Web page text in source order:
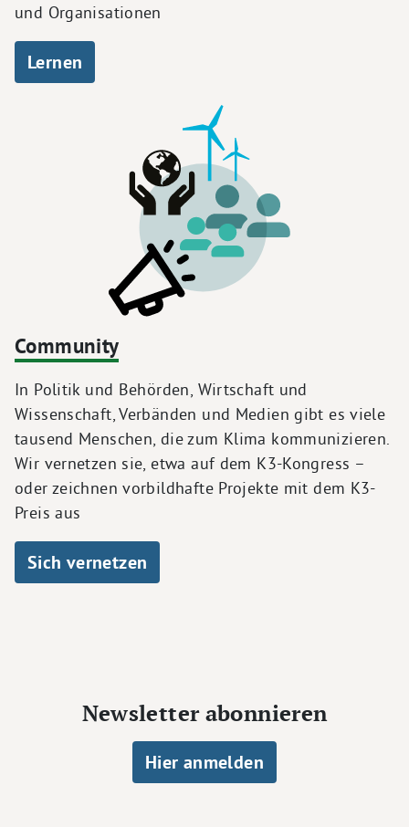
und Organisationen
Lernen
Community
In Politik und Behörden, Wirtschaft und
Wissenschaft, Verbänden und Medien gibt es viele
tausend Menschen, die zum Klima kommunizieren.
Wir vernetzen sie, etwa auf dem K3-Kongress –
oder zeichnen vorbildhafte Projekte mit dem K3-
Preis aus
Sich vernetzen
Newsletter abonnieren
Hier anmelden